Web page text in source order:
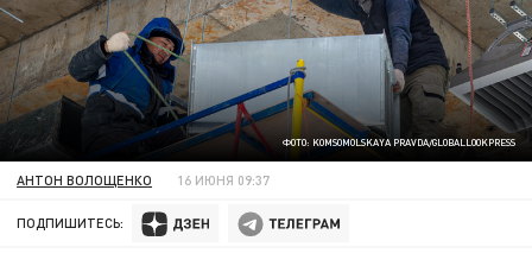
ФОТО: KOMSOMOLSKAYA PRAVDA/GLOBALLOOKPRESS
АНТОН ВОЛОЩЕНКО 16 ИЮНЯ 09:37
ПОДПИШИТЕСЬ: